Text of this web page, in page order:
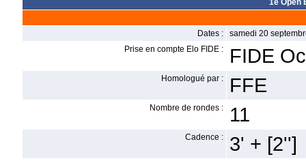
1e Open
Dates :
samedi 20
Prise en compte Elo FIDE :
FIDE
Homologué par : FFE
Nombre de rondes : 11
Cadence : 3' + [2'']